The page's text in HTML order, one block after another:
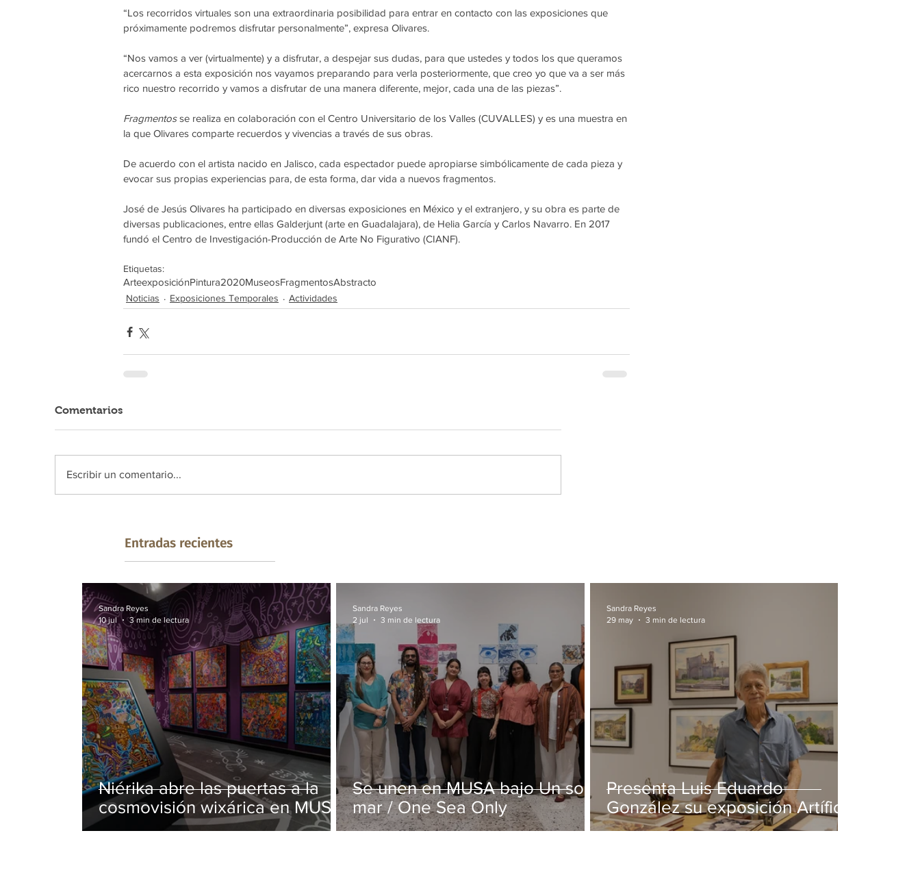
“Los recorridos virtuales son una extraordinaria posibilidad para entrar en contacto con las exposiciones que
próximamente podremos disfrutar personalmente”, expresa Olivares.
“Nos vamos a ver (virtualmente) y a disfrutar, a despejar sus dudas, para que ustedes y todos los que queramos
acercarnos a esta exposición nos vayamos preparando para verla posteriormente, que creo yo que va a ser más
rico nuestro recorrido y vamos a disfrutar de una manera diferente, mejor, cada una de las piezas”.
Fragmentos se realiza en colaboración con el Centro Universitario de los Valles (CUVALLES) y es una muestra en
la que Olivares comparte recuerdos y vivencias a través de sus obras.
De acuerdo con el artista nacido en Jalisco, cada espectador puede apropiarse simbólicamente de cada pieza y
evocar sus propias experiencias para, de esta forma, dar vida a nuevos fragmentos.
José de Jesús Olivares ha participado en diversas exposiciones en México y el extranjero, y su obra es parte de
diversas publicaciones, entre ellas Galderjunt (arte en Guadalajara), de Helia García y Carlos Navarro. En 2017
fundó el Centro de Investigación-Producción de Arte No Figurativo (CIANF).
Etiquetas:
ArteexposiciónPintura2020MuseosFragmentosAbstracto
Noticias Exposiciones Temporales Actividades
Comentarios
Escribir un comentario...
Entradas recientes
Niérika abre las puertas a la
cosmovisión wixárica en MUSA
Sandra Reyes
10 jul
3 min de lectura
Se unen en MUSA bajo Un solo
mar / One Sea Only
Sandra Reyes
2 jul
3 min de lectura
Presenta Luis Eduardo
González su exposición Artífice
de la luz en MUSA
Sandra Reyes
29 may
3 min de lectura